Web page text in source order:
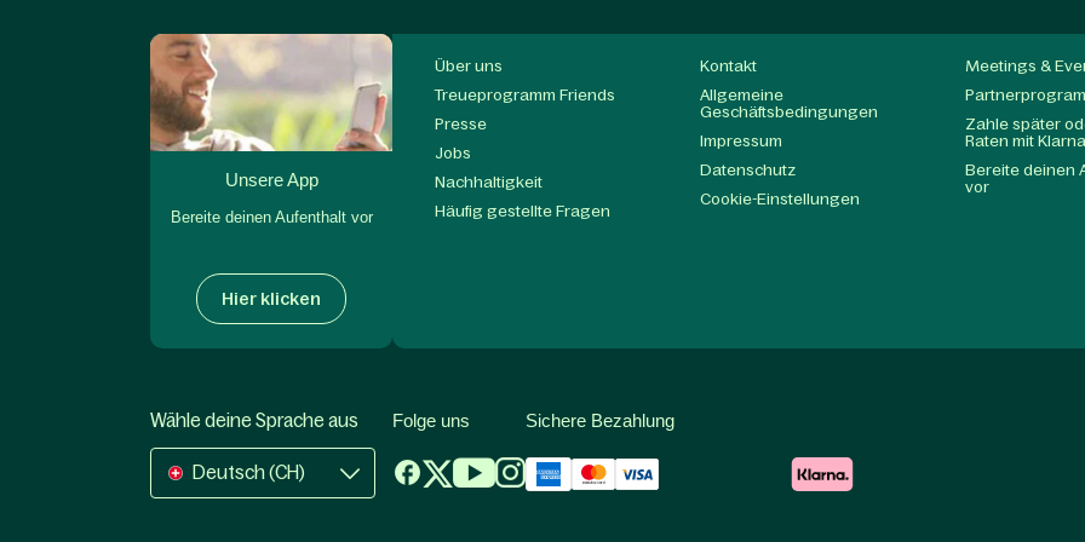
Unsere App
Bereite deinen Aufenthalt vor
Hier klicken
Über uns
Treueprogramm Friends
Presse
Jobs
Nachhaltigkeit
Häufig gestellte Fragen
Kontakt
Allgemeine
Geschäftsbedingungen
Impressum
Datenschutz
Cookie-Einstellungen
Meetings &
Zahle später
Raten mit Klarna
Bereite deinen
vor
Wähle deine Sprache aus
Deutsch (CH)
Folge uns Sichere Bezahlung